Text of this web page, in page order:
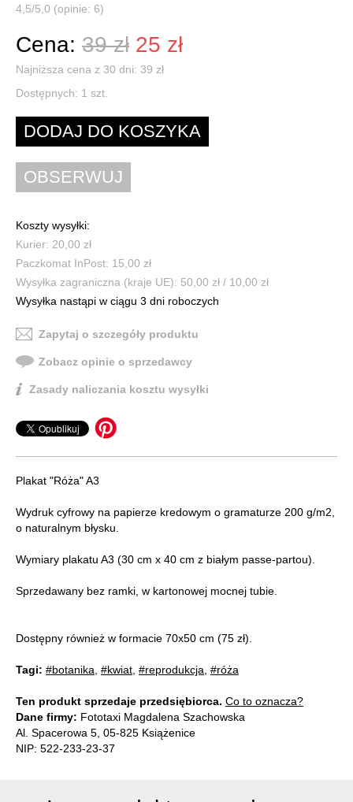
4,5/5,0 (opinie: 6)
Cena: 39 zł 25 zł
Najniższa cena z 30 dni: 39 zł
Dostępnych: 1 szt.
Koszty wysyłki:
Kurier: 20,00 zł
Paczkomat InPost: 15,00 zł
Wysyłka zagraniczna (kraje UE): 50,00 zł / 10,00 zł
Wysyłka nastąpi w ciągu 3 dni roboczych
Zapytaj o szczegóły produktu
Zobacz opinie o sprzedawcy
Zasady naliczania kosztu wysyłki
Plakat "Róża" A3
Wydruk cyfrowy na papierze kredowym o gramaturze 200 g/m2,
o naturalnym błysku.
Wymiary plakatu A3 (30 cm x 40 cm z białym passe-partou).
Sprzedawany bez ramki, w kartonowej mocnej tubie.
Dostępny również w formacie 70x50 cm (75 zł).
Tagi: #botanika #kwiat #reprodukcja #róża
Ten produkt sprzedaje przedsiębiorca. Co to oznacza?
Dane firmy: Fototaxi Magdalena Szachowska
Al. Spacerowa 5, 05-825 Książenice
NIP: 522-233-23-37